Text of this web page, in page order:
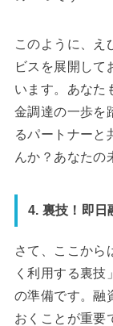
このように、え
ビスを展開して
います。あなた
金調達の一歩を
るパートナーと
んか？あなたの
4. 裏技！即日
さて、ここから
く利用する裏技
の準備です。融
おくことが重要